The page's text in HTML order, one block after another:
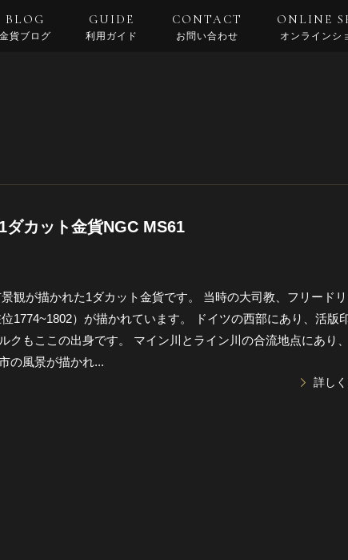
BLOG
金貨ブログ
GUIDE
利用ガイド
CONTACT
お問い合わせ
ONLINE
オンラインシ
カット金貨NGC MS61
観が描かれた1ダカット金貨です。 当時の大司教、フリードリ
1774~1802）が描かれています。 ドイツの西部にあり、活版
クもここの出身です。 マイン川とライン川の合流地点にあり
の風景が描かれ...
詳し